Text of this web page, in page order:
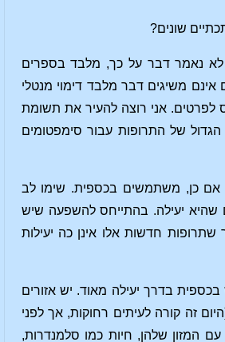
שונים?
נאמר דבר על כך, מלבד בספרים
אינם משיגים דבר מלבד דימוי מנטלי
לפרטים. אני רוצה להעיר את תשומת
של התרופות עבור סימפטומים
אם כן, משתמשים בכספית. שימו לב
שהיא יעילה. בהתייחס להשפעה שיש
חדשות אלו אינן כה יעילות
בדרך יעילה מאוד. יש אזורים
זה קורה לעיתים רחוקות, אך לפני
המזון שלהן, חיות כמו סלמנדרות,